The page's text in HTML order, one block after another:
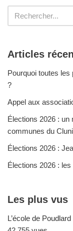
Articles
Pourquoi toutes
?
Appel aux
Élections 2026 : un
communes du
Élections 2026 :
Élections 2026 :
Les plus vus
L’école de